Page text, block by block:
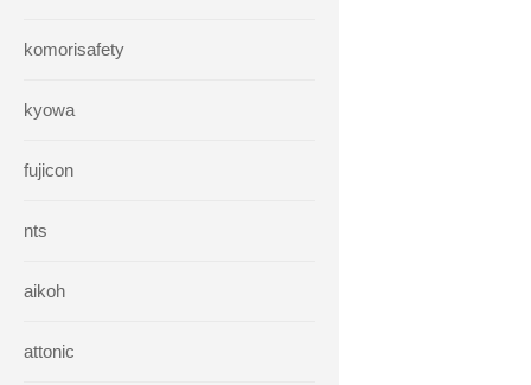
komorisafety
kyowa
fujicon
nts
aikoh
attonic